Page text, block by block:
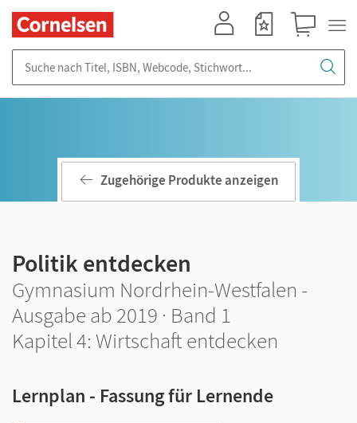
Zugehörige Produkte anzeigen
Politik entdecken
Gymnasium Nordrhein-Westfalen -
Ausgabe ab 2019 · Band 1
Kapitel 4: Wirtschaft entdecken
Lernplan - Fassung für Lernende